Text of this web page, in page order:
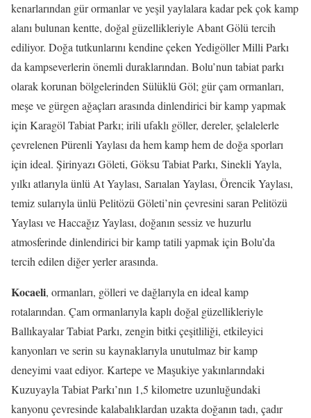
kenarlarından gür ormanlar ve yeşil yaylalara kadar pek çok kamp
alanı bulunan kentte, doğal güzellikleriyle Abant Gölü tercih
ediliyor. Doğa tutkunlarını kendine çeken Yedigöller Milli Parkı
da kampseverlerin önemli duraklarından. Bolu’nun tabiat parkı
olarak korunan bölgelerinden Sülüklü Göl; gür çam ormanları,
meşe ve gürgen ağaçları arasında dinlendirici bir kamp yapmak
için Karagöl Tabiat Parkı; irili ufaklı göller, dereler, şelalelerle
çevrelenen Pürenli Yaylası da hem kamp hem de doğa sporları
için ideal. Şirinyazı Göleti, Göksu Tabiat Parkı, Sinekli Yayla,
yılkı atlarıyla ünlü At Yaylası, Sarıalan Yaylası, Örencik Yaylası,
temiz sularıyla ünlü Pelitözü Göleti’nin çevresini saran Pelitözü
Yaylası ve Haccağız Yaylası, doğanın sessiz ve huzurlu
atmosferinde dinlendirici bir kamp tatili yapmak için Bolu’da
tercih edilen diğer yerler arasında.
Kocaeli, ormanları, gölleri ve dağlarıyla en ideal kamp
rotalarından. Çam ormanlarıyla kaplı doğal güzellikleriyle
Ballıkayalar Tabiat Parkı, zengin bitki çeşitliliği, etkileyici
kanyonları ve serin su kaynaklarıyla unutulmaz bir kamp
deneyimi vaat ediyor. Kartepe ve Maşukiye yakınlarındaki
Kuzuyayla Tabiat Parkı’nın 1,5 kilometre uzunluğundaki
kanyonu çevresinde kalabalıklardan uzakta doğanın tadı, çadır